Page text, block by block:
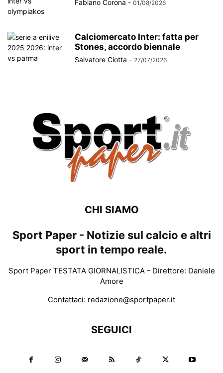
Fabiano Corona - 01/08/2026
Calciomercato Inter: fatta per
Stones, accordo biennale
Salvatore Ciotta - 27/07/2026
CHI SIAMO
Sport Paper - Notizie sul calcio e altri
sport in tempo reale.
Sport Paper TESTATA GIORNALISTICA - Direttore: Daniele
Amore
Contattaci: redazione@sportpaper.it
SEGUICI